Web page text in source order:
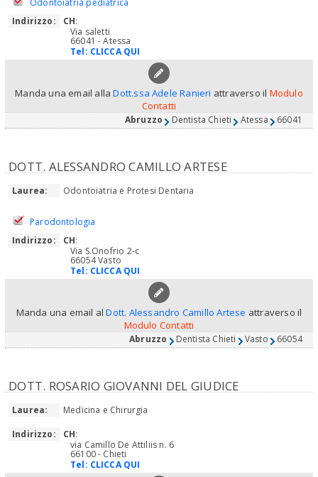
Odontoiatria pediatrica
Indirizzo:
CH:
Via saletti
66041 - Atessa
Tel: CLICCA QUI
Manda una email allaDott.ssa Adele Ranieri attraverso il Modulo
Contatti
Abruzzo Dentista Chieti Atessa 66041
DOTT. ALESSANDRO CAMILLO ARTESE
Laurea: Odontoiatria e Protesi Dentaria
Parodontologia
Indirizzo:
CH:
Via S.Onofrio 2-c
66054 Vasto
Tel: CLICCA QUI
Manda una email alDott. Alessandro Camillo Artese attraverso il
Modulo Contatti
Abruzzo Dentista Chieti Vasto 66054
DOTT. ROSARIO GIOVANNI DEL GIUDICE
Laurea:
Medicina e Chirurgia
Indirizzo:
CH:
via Camillo De Attiliis n. 6
66100 - Chieti
Tel: CLICCA QUI